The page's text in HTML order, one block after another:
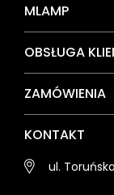
MLAMP
OBSŁUGA
ZAMÓWIENIA
KONTAKT
ul.